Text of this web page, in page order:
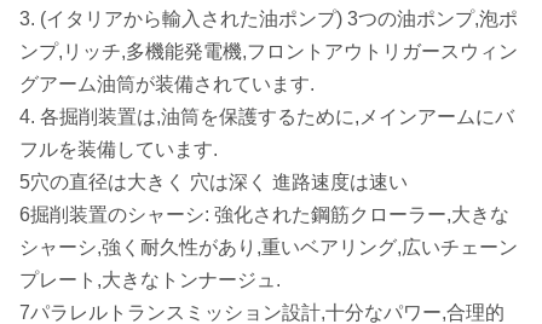
3. (イタリアから輸入された油ポンプ) 3つの油ポンプ,泡ポ
ンプ,リッチ,多機能発電機,フロントアウトリガースウィン
グアーム油筒が装備されています.
4. 各掘削装置は,油筒を保護するために,メインアームにバ
フルを装備しています.
5穴の直径は大きく 穴は深く 進路速度は速い
6掘削装置のシャーシ: 強化された鋼筋クローラー,大きな
シャーシ,強く耐久性があり,重いベアリング,広いチェーン
プレート,大きなトンナージュ.
7パラレルトランスミッション設計,十分なパワー,合理的